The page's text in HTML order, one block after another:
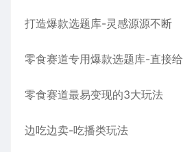
打造爆款选题库-灵感源源不断
零食赛道专用爆款选题库-直接给
零食赛道最易变现的3大玩法
边吃边卖-吃播类玩法